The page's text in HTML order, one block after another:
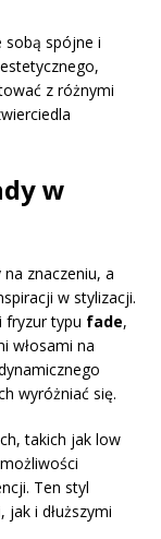
sobą spójne i
z różnymi
w
znaczeniu, a
w stylizacji.
fryzur typu fade,
włosami na
wyróżniać się.
takich jak low
Ten styl
i dłuższymi